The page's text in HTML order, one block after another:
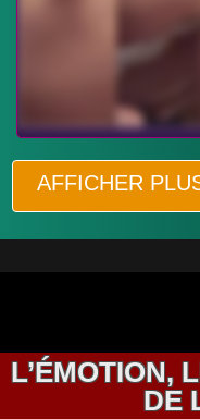
AFFICHER
L’ÉMOTION,
DE